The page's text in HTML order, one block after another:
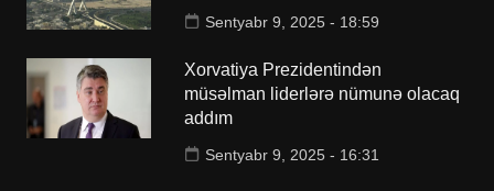
Sentyabr 9, 2025 - 18:59
Xorvatiya Prezidentindən
müsəlman liderlərə nümunə olacaq
addım
Sentyabr 9, 2025 - 16:31